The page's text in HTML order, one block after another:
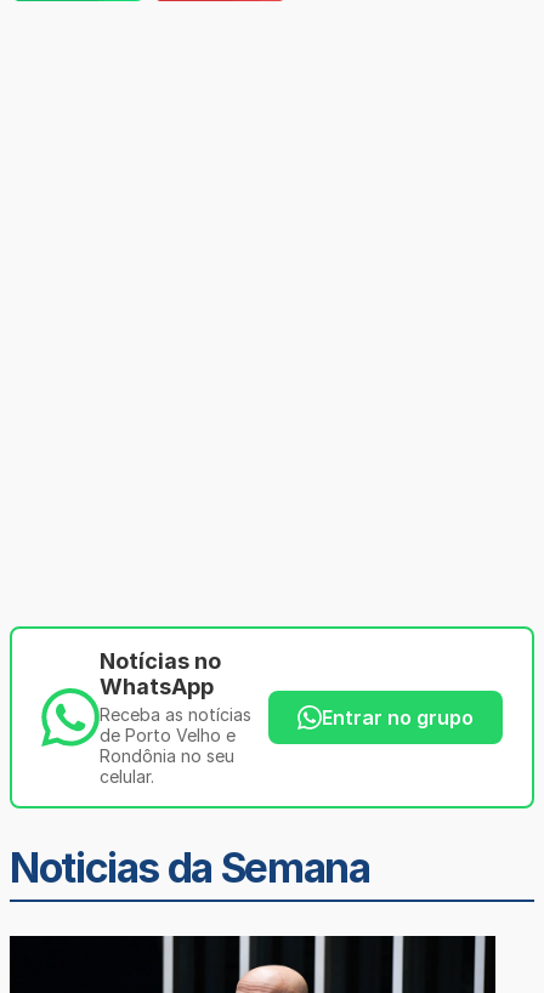
Notícias no
WhatsApp
Receba as notícias
de Porto Velho e
Rondônia no seu
celular.
Entrar no grupo
Noticias da Semana